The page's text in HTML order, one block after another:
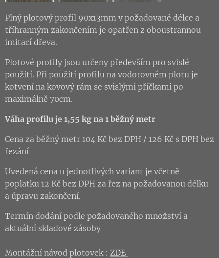
Plný plotový profil 90x13mm v požadované délce a
tříhranným zakončením je opatřen z oboustrannou
imitací dřeva.
Plotové profily jsou určeny především pro svislé
použití. Při použití profilu na vodorovném plotu je
kotvení na kovový rám se svislými příčkami po
maximálně 70cm.
Váha profilu je 1,55 kg na 1 běžný metr
Cena za běžný metr 104 Kč bez DPH / 126 Kč s DPH bez
řezání
Uvedená cena u jednotlivých variant je včetně
poplatku 12 Kč bez DPH za řez na požadovanou délku
a úpravu zakončení.
Termín dodání podle požadovaného množství a
aktuální skladové zásoby
Montážní návod plotovek : ZDE